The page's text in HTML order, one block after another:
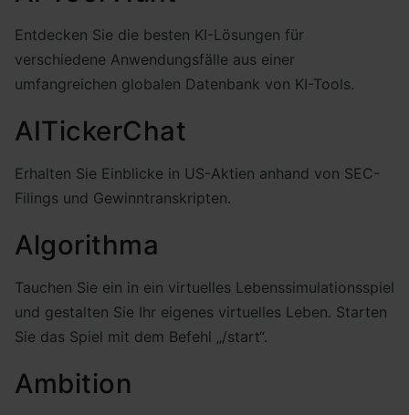
Entdecken Sie die besten KI-Lösungen für
verschiedene Anwendungsfälle aus einer
umfangreichen globalen Datenbank von KI-Tools.
AITickerChat
Erhalten Sie Einblicke in US-Aktien anhand von SEC-
Filings und Gewinntranskripten.
Algorithma
Tauchen Sie ein in ein virtuelles Lebenssimulationsspiel
und gestalten Sie Ihr eigenes virtuelles Leben. Starten
Sie das Spiel mit dem Befehl „/start“.
Ambition